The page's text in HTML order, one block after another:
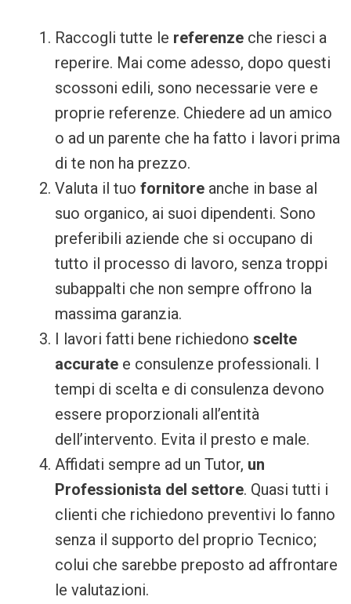
Raccogli tutte le referenze che riesci a
reperire. Mai come adesso, dopo questi
scossoni edili, sono necessarie vere e
proprie referenze. Chiedere ad un amico
o ad un parente che ha fatto i lavori prima
di te non ha prezzo.
Valuta il tuo fornitore anche in base al
suo organico, ai suoi dipendenti. Sono
preferibili aziende che si occupano di
tutto il processo di lavoro, senza troppi
subappalti che non sempre offrono la
massima garanzia.
I lavori fatti bene richiedono scelte
accurate e consulenze professionali. I
tempi di scelta e di consulenza devono
essere proporzionali all’entità
dell’intervento. Evita il presto e male.
Affidati sempre ad un Tutor, un
Professionista del settore. Quasi tutti i
clienti che richiedono preventivi lo fanno
senza il supporto del proprio Tecnico;
colui che sarebbe preposto ad affrontare
le valutazioni.